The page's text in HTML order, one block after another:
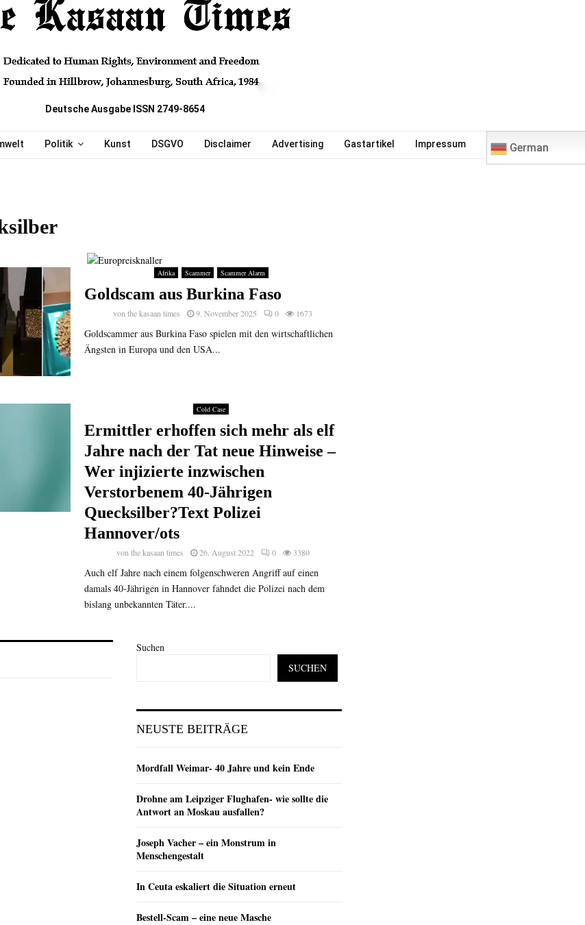
Deutsche Ausgabe ISSN 2749-8654
Politik Kunst DSGVO Disclaimer Advertising Gastartikel Impressum German
Afrika Scammer Scammer Alarm
Goldscam aus Burkina Faso
vonthe kasaan times 9. November 2025 0 1673
Goldscammer aus Burkina Faso spielen mit den wirtschaftlichen
Ängsten in Europa und den USA...
Cold Case
Ermittler erhoffen sich mehr als elf
Jahre nach der Tat neue Hinweise –
Wer injizierte inzwischen
Verstorbenem 40-Jährigen
Quecksilber?Text Polizei
Hannover/ots
von the kasaan times 26. August 2022 0 3380
Auch elf Jahre nach einem folgenschweren Angriff auf einen
damals 40-Jährigen in Hannover fahndet die Polizei nach dem
bislang unbekannten Täter....
Suchen
SUCHEN
NEUSTE BEITRÄGE
Mordfall Weimar- 40 Jahre und kein Ende
Drohne am Leipziger Flughafen- wie sollte die
Antwort an Moskau ausfallen?
Joseph Vacher – ein Monstrum in
Menschengestalt
In Ceuta eskaliert die Situation erneut
Bestell-Scam – eine neue Masche